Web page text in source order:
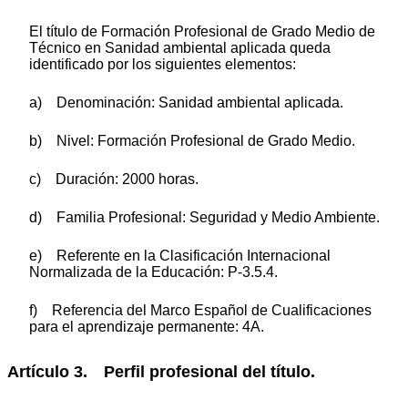
El título de Formación Profesional de Grado Medio de
Técnico en Sanidad ambiental aplicada queda
identificado por los siguientes elementos:
a) Denominación: Sanidad ambiental aplicada.
b) Nivel: Formación Profesional de Grado Medio.
c) Duración: 2000 horas.
d) Familia Profesional: Seguridad y Medio Ambiente.
e) Referente en la Clasificación Internacional
Normalizada de la Educación: P-3.5.4.
f) Referencia del Marco Español de Cualificaciones
para el aprendizaje permanente: 4A.
Artículo 3. Perfil profesional del título.